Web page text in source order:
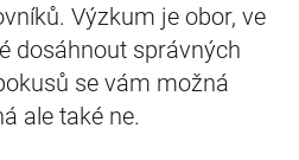
Výzkum je obor, ve
dosáhnout správných
se vám možná
ale také ne.